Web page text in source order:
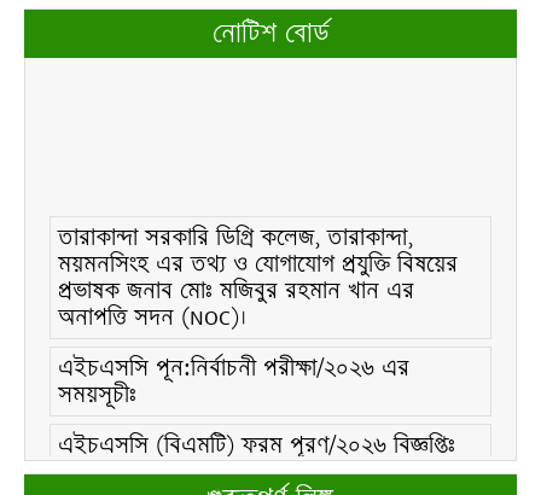
নোটিশ বোর্ড
তারাকান্দা সরকারি ডিগ্রি কলেজ, তারাকান্দা,
ময়মনসিংহ এর তথ্য ও যোগাযোগ প্রযুক্তি বিষয়ের
প্রভাষক জনাব মোঃ মজিবুর রহমান খান এর
অনাপত্তি সদন (NOC)।
এইচএসসি পূন:নির্বাচনী পরীক্ষা/২০২৬ এর
সময়সূচীঃ
এইচএসসি (বিএমটি) ফরম পূরণ/২০২৬ বিজ্ঞপ্তিঃ
এইচএসসি ফরম/২০২৬ পূরণ বিজ্ঞপ্তিঃ